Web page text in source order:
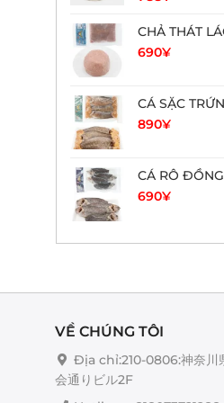
CHẢ THÁT
690¥
CÁ SẶC
890¥
CÁ RÔ
690¥
VỀ CHÚNG TÔI
Địa chỉ:210-0806:神奈川
会通りビル2F